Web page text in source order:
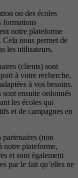
ou des écoles
formations
notre plateforme
Cela nous permet de
les utilisateurs.
(clients) sont
à votre recherche,
à vos besoins.
sont ensuite ordonnés
les écoles qui
et de campagnes en
partenaires (non
notre plateforme,
et sont également
par le fait qu’elles ne